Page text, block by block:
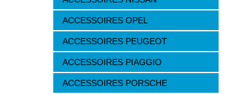
ACCESSOIRES OPEL
ACCESSOIRES PEUGEOT
ACCESSOIRES PIAGGIO
ACCESSOIRES PORSCHE